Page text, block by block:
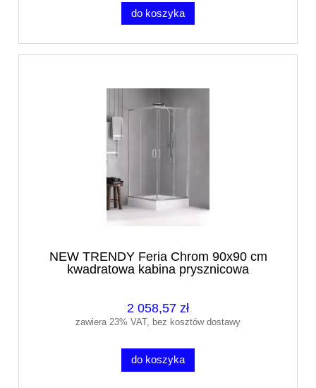
do koszyka
NEW TRENDY Feria Chrom 90x90 cm
kwadratowa kabina prysznicowa
2 058,57 zł
zawiera 23% VAT, bez kosztów dostawy
do koszyka